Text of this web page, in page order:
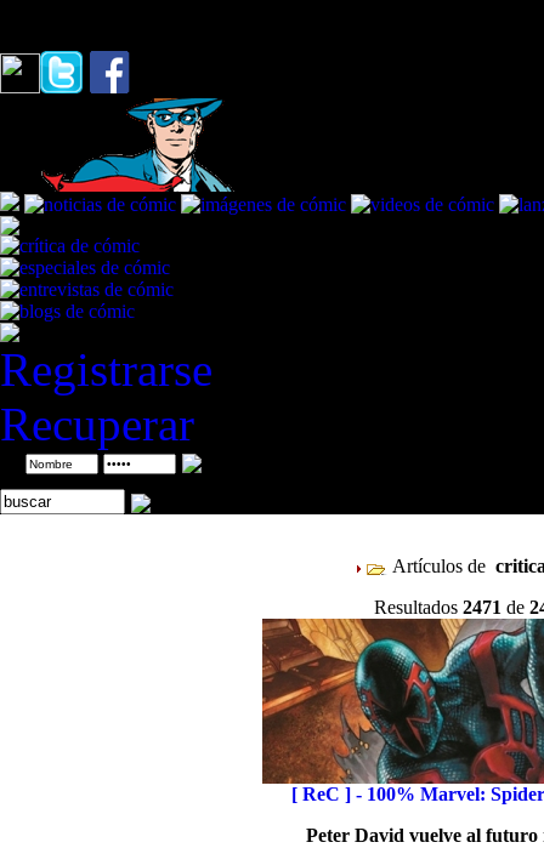
Registrarse
Recuperar
Artículos de
Resultados 2471 de
[ ReC ] - 100% Marvel:
Peter David vuelve al futuro